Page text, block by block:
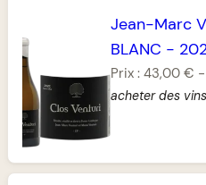
Jean-Marc
BLANC -
Prix :43,00 €
acheter des